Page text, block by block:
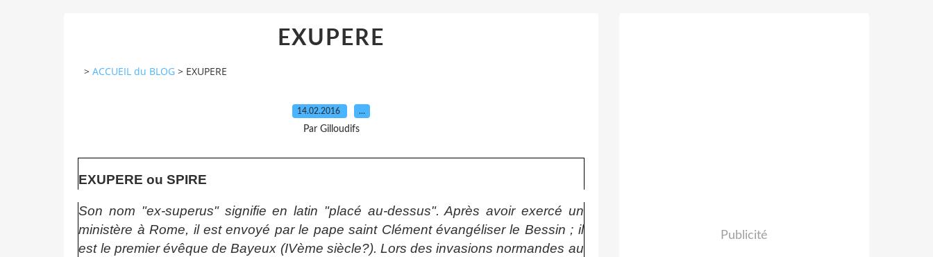
EXUPERE
> ACCUEIL du BLOG > EXUPERE
14.02.2016 …
Par Gilloudifs
EXUPERE ou SPIRE
Son nom "ex-superus" signifie en latin "placé au-dessus". Après avoir exercé un
ministère à Rome, il est envoyé par le pape saint Clément évangéliser le Bessin ; il
est le premier évêque de Bayeux (IVème siècle?). Lors des invasions normandes au
Publicité